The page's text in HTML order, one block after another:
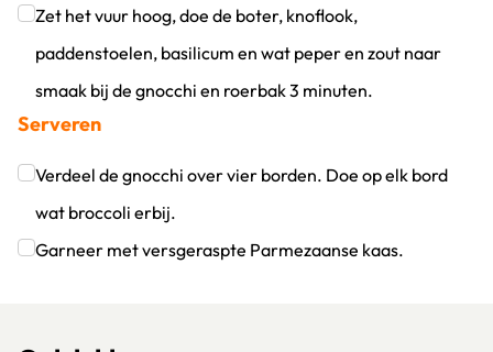
Klik om dit selectievakje aan te vinken
Zet het vuur hoog, doe de boter, knoflook,
paddenstoelen, basilicum en wat peper en zout naar
smaak bij de gnocchi en roerbak 3 minuten.
Klik om dit selectievakje aan te vinken
Serveren
Verdeel de gnocchi over vier borden. Doe op elk bord
wat broccoli erbij.
Klik om dit selectievakje aan te vinken
Garneer met versgeraspte Parmezaanse kaas.